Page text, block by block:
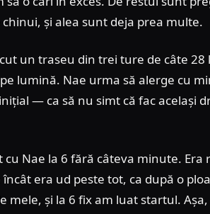
și alea sunt deja prea multe.
un traseu din trei ture de câte
lumină. Nae urma să alerge cu
— ca să nu simt că fac același
cu Nae la 6 fără câteva minute.
era ud peste tot, ca după o
mele, și la 6 fix am luat startul.